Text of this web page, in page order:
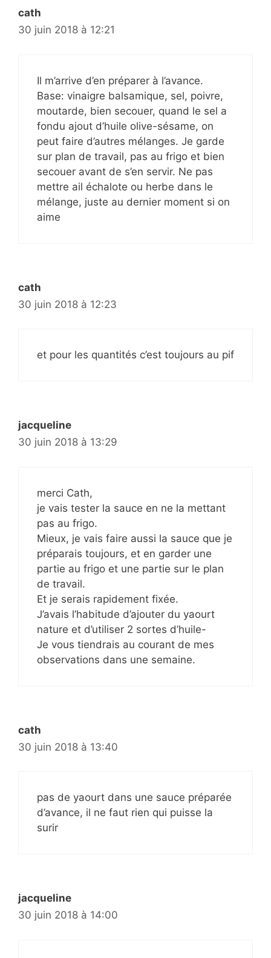
cath
30 juin 2018 à 12:21
Il m’arrive d’en préparer à l’avance.
Base: vinaigre balsamique, sel, poivre,
moutarde, bien secouer, quand le sel a
fondu ajout d’huile olive-sésame, on
peut faire d’autres mélanges. Je garde
sur plan de travail, pas au frigo et bien
secouer avant de s’en servir. Ne pas
mettre ail échalote ou herbe dans le
mélange, juste au dernier moment si on
aime
cath
30 juin 2018 à 12:23
et pour les quantités c’est toujours au pif
jacqueline
30 juin 2018 à 13:29
merci Cath,
je vais tester la sauce en ne la mettant
pas au frigo.
Mieux, je vais faire aussi la sauce que je
préparais toujours, et en garder une
partie au frigo et une partie sur le plan
de travail.
Et je serais rapidement fixée.
J’avais l’habitude d’ajouter du yaourt
nature et d’utiliser 2 sortes d’huile-
Je vous tiendrais au courant de mes
observations dans une semaine.
cath
30 juin 2018 à 13:40
pas de yaourt dans une sauce préparée
d’avance, il ne faut rien qui puisse la
surir
jacqueline
30 juin 2018 à 14:00